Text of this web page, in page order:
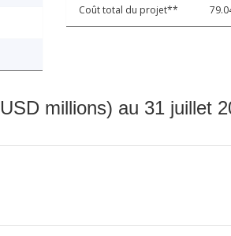
Coût total du projet**
millions) au 31 juillet